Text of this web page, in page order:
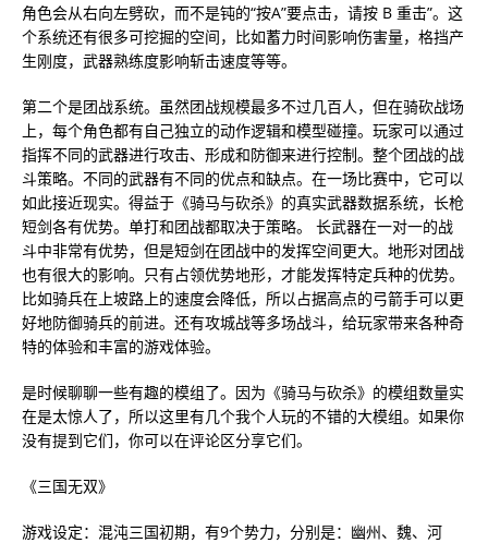
角色会从右向左劈砍，而不是钝的“按A”要点击，请按 B 重击”。这
个系统还有很多可挖掘的空间，比如蓄力时间影响伤害量，格挡产
生刚度，武器熟练度影响斩击速度等等。
第二个是团战系统。虽然团战规模最多不过几百人，但在骑砍战场
上，每个角色都有自己独立的动作逻辑和模型碰撞。玩家可以通过
指挥不同的武器进行攻击、形成和防御来进行控制。整个团战的战
斗策略。不同的武器有不同的优点和缺点。在一场比赛中，它可以
如此接近现实。得益于《骑马与砍杀》的真实武器数据系统，长枪
短剑各有优势。单打和团战都取决于策略。 长武器在一对一的战
斗中非常有优势，但是短剑在团战中的发挥空间更大。地形对团战
也有很大的影响。只有占领优势地形，才能发挥特定兵种的优势。
比如骑兵在上坡路上的速度会降低，所以占据高点的弓箭手可以更
好地防御骑兵的前进。还有攻城战等多场战斗，给玩家带来各种奇
特的体验和丰富的游戏体验。
是时候聊聊一些有趣的模组了。因为《骑马与砍杀》的模组数量实
在是太惊人了，所以这里有几个我个人玩的不错的大模组。如果你
没有提到它们，你可以在评论区分享它们。
《三国无双》
游戏设定：混沌三国初期，有9个势力，分别是：幽州、魏、河